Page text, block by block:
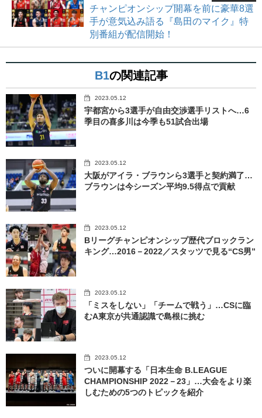
チャンピオンシップ開幕を前に豪華8選
手が意気込み語る『島田のマイク』特
別番組が配信開始！
B1の関連記事
2023.05.12
宇都宮から3選手が自由交渉選手リストへ…6
季目の喜多川は今季も51試合出場
2023.05.12
大阪がアイラ・ブラウンら3選手と契約満了…
ブラウンは今シーズン平均9.5得点で貢献
2023.05.12
Bリーグチャンピオンシップ歴代ブロックラン
キング…2016－2022／スタッツで見る“CS男”
2023.05.12
「ミスをしない」「チームで戦う」…CSに臨
むA東京が共通認識で島根に挑む
2023.05.12
ついに開幕する「日本生命 B.LEAGUE
CHAMPIONSHIP 2022－23」…大会をより楽
しむための5つのトピックを紹介